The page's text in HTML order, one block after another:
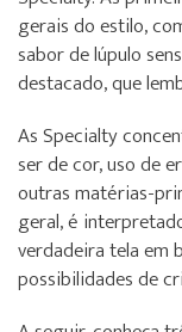
gerais do estilo,
sabor de lúpulo
destacado, que
As Specialty
ser de cor, uso de
outras matérias-
geral, é
verdadeira tela em
possibilidades de